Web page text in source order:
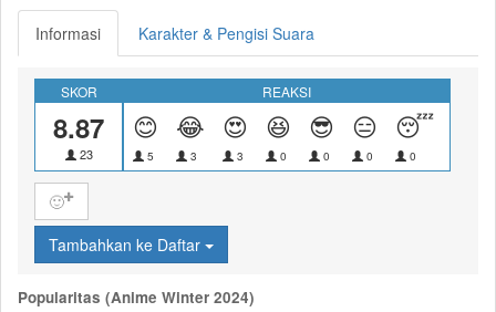
Informasi Karakter & Pengisi Suara
SKOR
8.87
23
REAKSI
😊
5
😂
3
😍
3
😆
0
😎
0
😑
0
😴
0
🙂
Tambahkan ke Daftar
Popularitas (Anime Winter 2024)